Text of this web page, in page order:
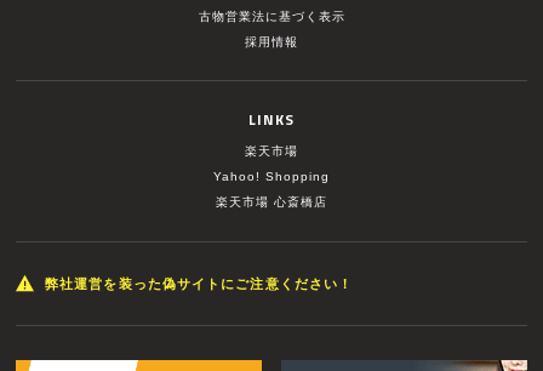
古物営業法に基づく表示
採用情報
LINKS
楽天市場
Yahoo! Shopping
楽天市場 心斎橋店
弊社運営を装った偽サイトにご注意ください！